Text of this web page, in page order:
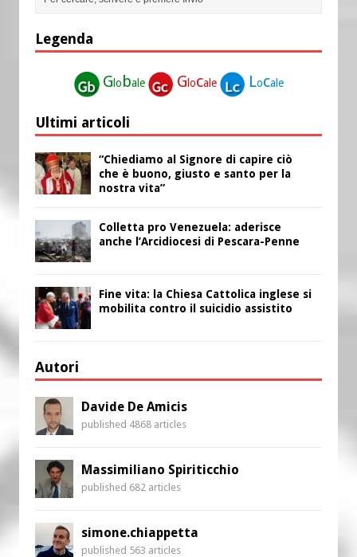
Legenda
G lo bale G locale Locale
Ultimi articoli
“Chiediamo al Signore di capire ciò
che è buono, giusto e santo per la
nostra vita”
Colletta pro Venezuela: aderisce
anche l’Arcidiocesi di Pescara-Penne
Fine vita: la Chiesa Cattolica inglese si
mobilita contro il suicidio assistito
Autori
Davide De Amicis
published 4868 articles
Massimiliano Spiriticchio
published 682 articles
simone.chiappetta
published 563 articles